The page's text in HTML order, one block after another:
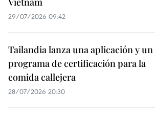
29/07/2026 09:42
Tailandia lanza una aplicación y un
programa de certificación para la
comida callejera
28/07/2026 20:30